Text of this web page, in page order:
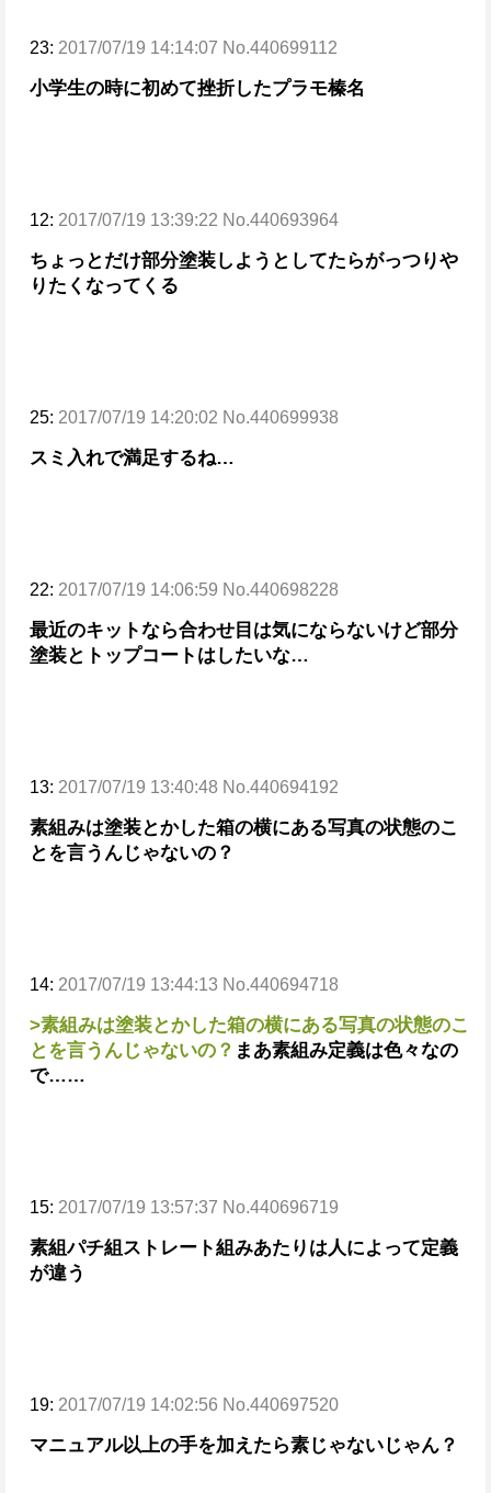
23: 2017/07/19 14:14:07 No.440699112
小学生の時に初めて挫折したプラモ榛名
12: 2017/07/19 13:39:22 No.440693964
ちょっとだけ部分塗装しようとしてたらがっつりや
りたくなってくる
25: 2017/07/19 14:20:02 No.440699938
スミ入れで満足するね…
22: 2017/07/19 14:06:59 No.440698228
最近のキットなら合わせ目は気にならないけど部分
塗装とトップコートはしたいな…
13: 2017/07/19 13:40:48 No.440694192
素組みは塗装とかした箱の横にある写真の状態のこ
とを言うんじゃないの？
14: 2017/07/19 13:44:13 No.440694718
>素組みは塗装とかした箱の横にある写真の状態のこ
とを言うんじゃないの？ まあ素組み定義は色々なの
で……
15: 2017/07/19 13:57:37 No.440696719
素組パチ組ストレート組みあたりは人によって定義
が違う
19: 2017/07/19 14:02:56 No.440697520
マニュアル以上の手を加えたら素じゃないじゃん？